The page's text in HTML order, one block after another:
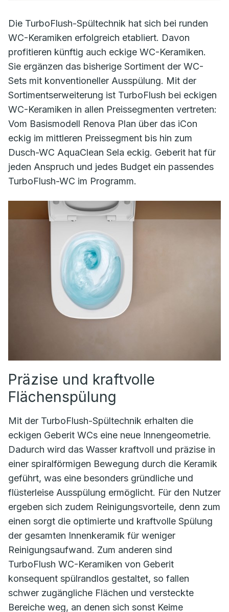
Die TurboFlush-Spültechnik hat sich bei runden
WC-Keramiken erfolgreich etabliert. Davon
profitieren künftig auch eckige WC-Keramiken.
Sie ergänzen das bisherige Sortiment der WC-
Sets mit konventioneller Ausspülung. Mit der
Sortimentserweiterung ist TurboFlush bei eckigen
WC-Keramiken in allen Preissegmenten vertreten:
Vom Basismodell Renova Plan über das iCon
eckig im mittleren Preissegment bis hin zum
Dusch-WC AquaClean Sela eckig. Geberit hat für
jeden Anspruch und jedes Budget ein passendes
TurboFlush-WC im Programm.
Präzise und kraftvolle
Flächenspülung
Mit der TurboFlush-Spültechnik erhalten die
eckigen Geberit WCs eine neue Innengeometrie.
Dadurch wird das Wasser kraftvoll und präzise in
einer spiralförmigen Bewegung durch die Keramik
geführt, was eine besonders gründliche und
flüsterleise Ausspülung ermöglicht. Für den Nutzer
ergeben sich zudem Reinigungsvorteile, denn zum
einen sorgt die optimierte und kraftvolle Spülung
der gesamten Innenkeramik für weniger
Reinigungsaufwand. Zum anderen sind
TurboFlush WC-Keramiken von Geberit
konsequent spülrandlos gestaltet, so fallen
schwer zugängliche Flächen und versteckte
Bereiche weg, an denen sich sonst Keime